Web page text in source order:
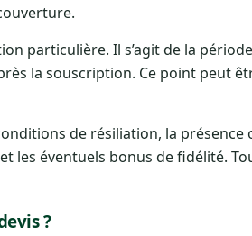
particulière. Il s’agit de la
la souscription. Ce point peut
de résiliation, la présence
les éventuels bonus de fidélité.
?